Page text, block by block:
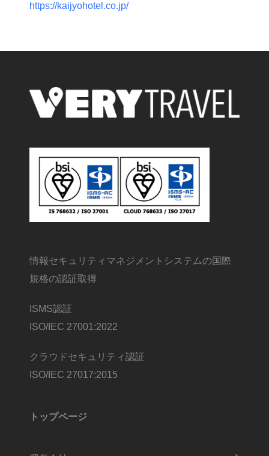
https://kaijyohotel.co.jp/
情報セキュリティマネジメントシステムの国際
規格の認証取得
ISMS認証
ISO/IEC 27001:2022
クラウドセキュリティ認証
ISO/IEC 27017:2015
トップページ